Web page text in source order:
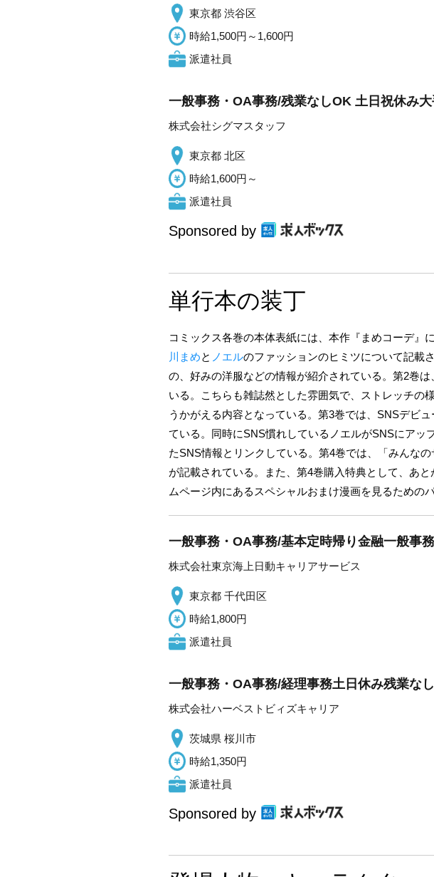
東京都 渋谷区
時給1,500円～1,600円
派遣社員
一般事務・OA事務/残業なしOK 土日祝休み
株式会社シグマスタッフ
東京都 北区
時給1,600円～
派遣社員
Sponsored by
単行本の装丁
コミックス各巻の本体表紙には、本作『まめコーデ』
川まめと ノエルのファッションのヒミツについて記載
の、好みの洋服などの情報が紹介されている。第2巻
いる。こちらも雑誌然とした雰囲気で、ストレッチの
うかがえる内容となっている。第3巻では、SNSデビ
ている。同時にSNS慣れしているノエルがSNSにア
たSNS情報とリンクしている。第4巻では、「みんな
が記載されている。また、第4巻購入特典として、あ
ムページ内にあるスペシャルおまけ漫画を見るための
一般事務・OA事務/基本定時帰り金融一般事
株式会社東京海上日動キャリアサービス
東京都 千代田区
時給1,800円
派遣社員
一般事務・OA事務/経理事務土日休み残業な
株式会社ハーベストビィズキャリア
茨城県 桜川市
時給1,350円
派遣社員
Sponsored by